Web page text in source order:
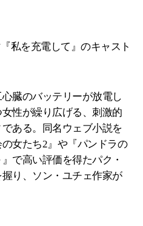
私を充電して』のキャスト
心臓のバッテリーが放電し
性が繰り広げる、刺激的
ある。同名ウェブ小説を
女たち2』や『パンドラの
で高い評価を得たパク・
り、ソン・ユチェ作家が